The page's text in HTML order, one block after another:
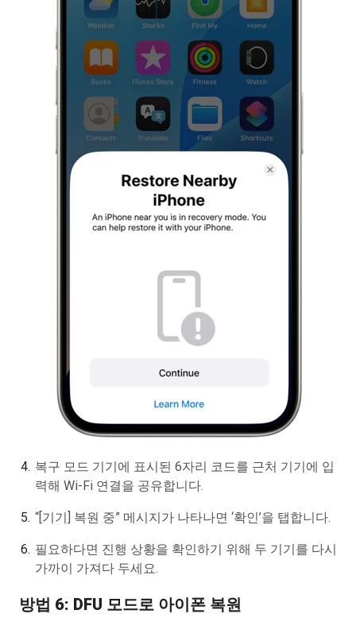
복구 모드 기기에 표시된 6자리 코드를 근처 기기에 입
력해 Wi-Fi 연결을 공유합니다.
“[기기] 복원 중” 메시지가 나타나면 ‘확인’을 탭합니다.
필요하다면 진행 상황을 확인하기 위해 두 기기를 다시
가까이 가져다 두세요.
방법 6: DFU 모드로 아이폰 복원